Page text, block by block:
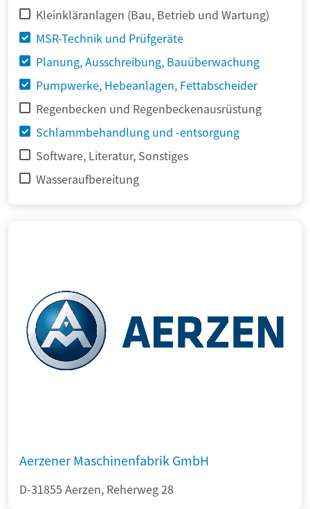
Kleinkläranlagen (Bau, Betrieb und Wartung)
MSR-Technik und Prüfgeräte
Planung, Ausschreibung, Bauüberwachung
Pumpwerke, Hebeanlagen, Fettabscheider
Regenbecken und Regenbeckenausrüstung
Schlammbehandlung und -entsorgung
Software, Literatur, Sonstiges
Wasseraufbereitung
Aerzener Maschinenfabrik GmbH
D-31855 Aerzen, Reherweg 28